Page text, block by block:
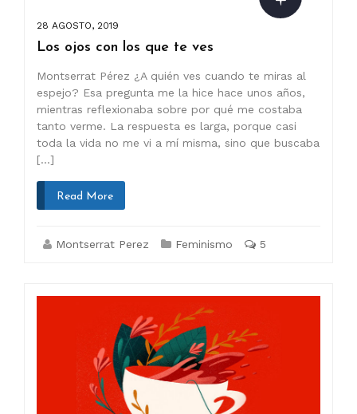
28 AGOSTO, 2019
Los ojos con los que te ves
Montserrat Pérez ¿A quién ves cuando te miras al
espejo? Esa pregunta me la hice hace unos años,
mientras reflexionaba sobre por qué me costaba
tanto verme. La respuesta es larga, porque casi
toda la vida no me vi a mí misma, sino que buscaba
[…]
Read More
Montserrat Perez Feminismo 5